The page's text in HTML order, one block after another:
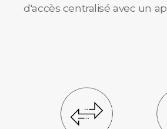
d'accès centralisé avec un